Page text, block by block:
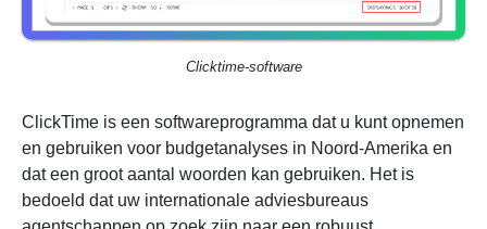
Clicktime-software
ClickTime is een softwareprogramma dat u kunt opnemen
en gebruiken voor budgetanalyses in Noord-Amerika en
dat een groot aantal woorden kan gebruiken. Het is
bedoeld dat uw internationale adviesbureaus